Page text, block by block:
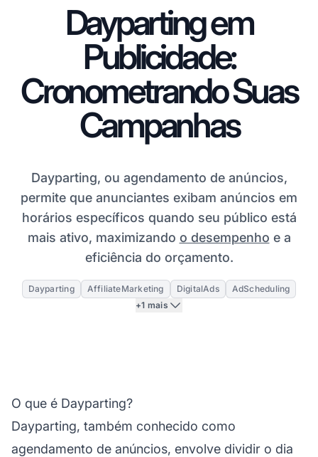
Dayparting em
Publicidade:
Cronometrando Suas
Campanhas
Dayparting, ou agendamento de anúncios,
permite que anunciantes exibam anúncios em
horários específicos quando seu público está
mais ativo, maximizando o desempenho e a
eficiência do orçamento.
Dayparting AffiliateMarketing DigitalAds
AdScheduling
+1 mais
O que é Dayparting?
Dayparting, também conhecido como
agendamento de anúncios, envolve dividir o dia